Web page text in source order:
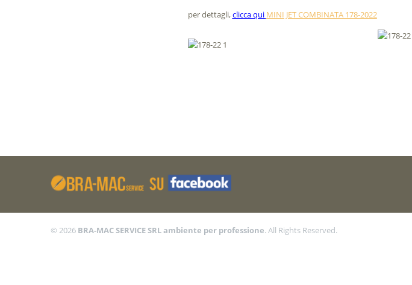
per dettagli,clicca qui MINI JET COMBINATA 178-2022
© 2026 BRA-MAC SERVICE SRL ambiente per professione. All Rights Reserved.